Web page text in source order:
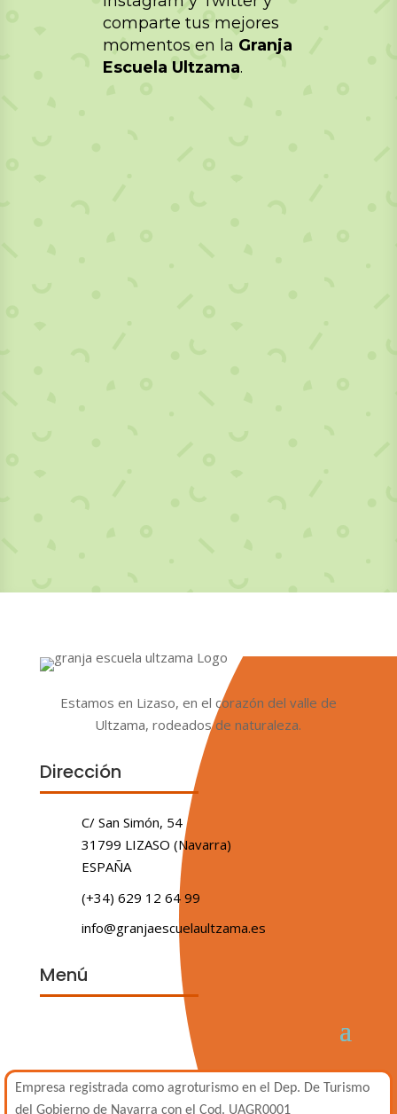
comparte tus mejores
momentos en la Granja
Escuela Ultzama.
Estamos en Lizaso, en el corazón del valle de
Ultzama, rodeados de naturaleza.
Dirección
C/ San Simón, 54
31799 LIZASO (Navarra)
ESPAÑA
(+34) 629 12 64 99
info@granjaescuelaultzama.es
Menú
Empresa registrada como agroturismo en el Dep. De Turismo
del Gobierno de Navarra con el Cod. UAGR0001